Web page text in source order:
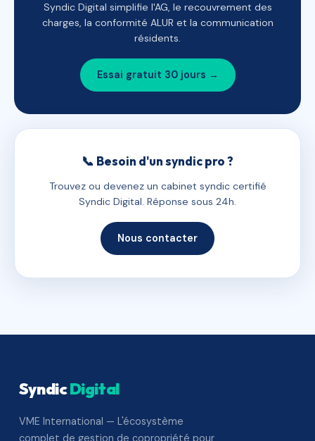
Syndic Digital simplifie l'AG, le recouvrement des
charges, la conformité ALUR et la communication
résidents.
Essai gratuit 30 jours →
📞 Besoin d'un syndic pro ?
Trouvez ou devenez un cabinet syndic certifié
Syndic Digital. Réponse sous 24h.
Nous contacter
SyndicDigital
VME International — L'écosystème
complet de gestion de copropriété pour